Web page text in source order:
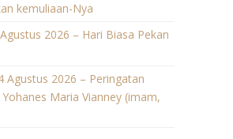
kemuliaan-Nya
2026 – Hari Biasa Pekan
Agustus 2026 – Peringatan
Maria Vianney (imam,